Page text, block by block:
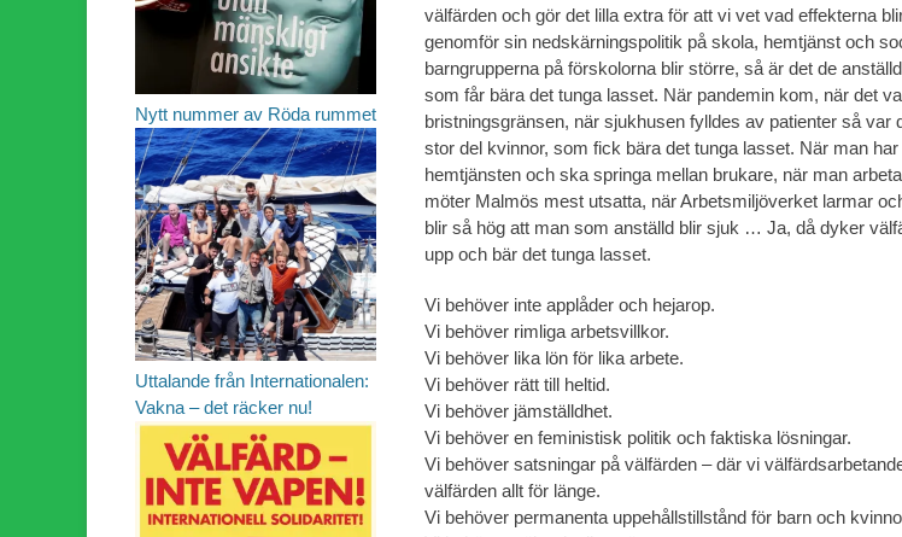
välfärden och gör det lilla extra för att vi vet vad effekterna
genomför sin nedskärningspolitik på skola, hemtjänst och
barngrupperna på förskolorna blir större, så är det de
som får bära det tunga lasset. När pandemin kom, när det
bristningsgränsen, när sjukhusen fylldes av patienter så var
stor del kvinnor, som fick bära det tunga lasset. När man
hemtjänsten och ska springa mellan brukare, när man
möter Malmös mest utsatta, när Arbetsmiljöverket larmar
blir så hög att man som anställd blir sjuk … Ja, då dyker
upp och bär det tunga lasset.
Vi behöver inte applåder och hejarop.
Vi behöver rimliga arbetsvillkor.
Vi behöver lika lön för lika arbete.
Vi behöver rätt till heltid.
Vi behöver jämställdhet.
Vi behöver en feministisk politik och faktiska lösningar.
Vi behöver satsningar på välfärden – där vi
välfärden allt för länge.
Vi behöver permanenta uppehållstillstånd för barn och
Nytt nummer av Röda rummet
Uttalande från Internationalen:
Vakna – det räcker nu!